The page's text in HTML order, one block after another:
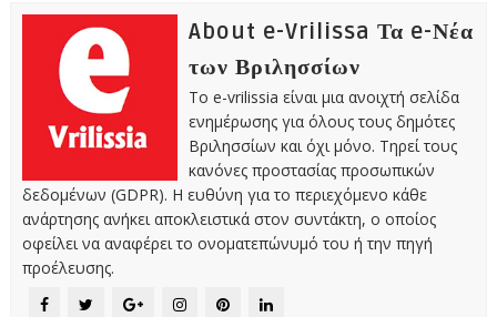
About e-Vrilissa Τα e-Νέα
των Βριλησσίων
Το e-vrilissia είναι μια ανοιχτή σελίδα
ενημέρωσης για όλους τους δημότες
Βριλησσίων και όχι μόνο. Τηρεί τους
κανόνες προστασίας προσωπικών
δεδομένων (GDPR). Η ευθύνη για το περιεχόμενο κάθε
ανάρτησης ανήκει αποκλειστικά στον συντάκτη, ο οποίος
οφείλει να αναφέρει το ονοματεπώνυμό του ή την πηγή
προέλευσης.